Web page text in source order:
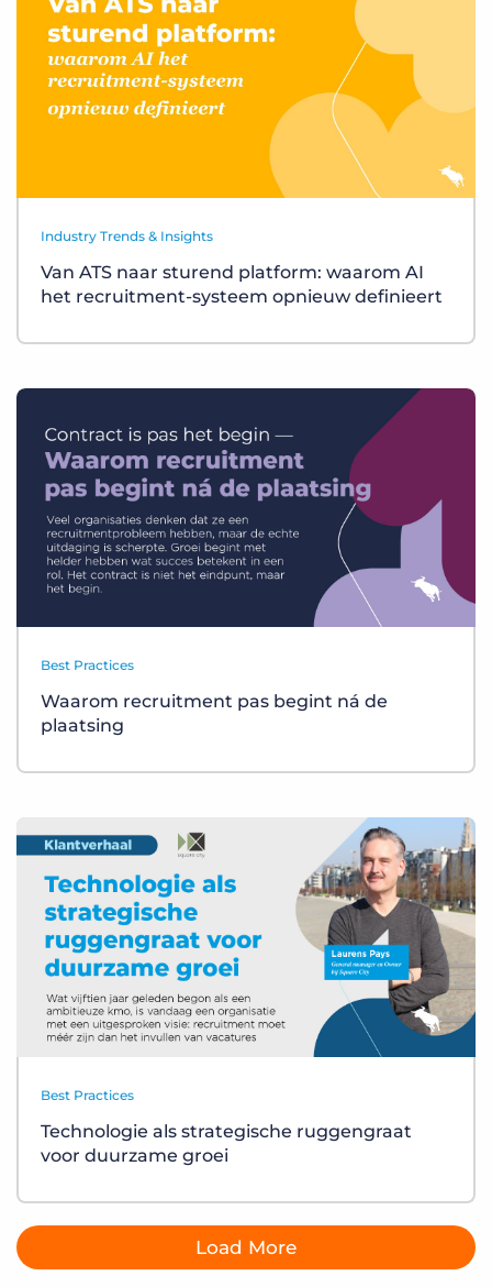
Industry Trends & Insights
Van ATS naar sturend platform: waarom AI
het recruitment-systeem opnieuw definieert
Best Practices
Waarom recruitment pas begint ná de
plaatsing
Best Practices
Technologie als strategische ruggengraat
voor duurzame groei
Load More